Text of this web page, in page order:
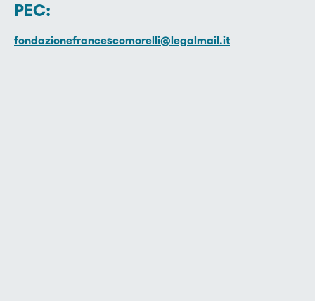
PEC:
fondazionefrancescomorelli@legalmail.it